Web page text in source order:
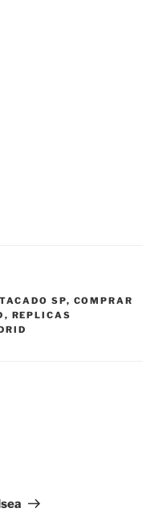
SP, COMPRAR
, REPLICAS